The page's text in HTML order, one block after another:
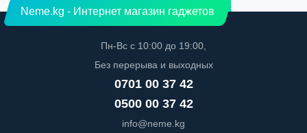
Neme.kg - Интернет магазин гаджетов
Пн-Вс с 10:00 до 19:00,
Без перерыва и выходных
0701 00 37 42
0500 00 37 42
info@neme.kg